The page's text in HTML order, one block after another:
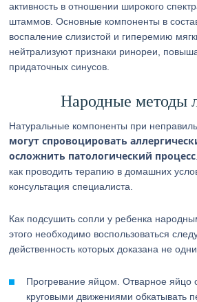
активность в отношении широкого
штаммов. Основные компоненты в
воспаление слизистой и гиперемию
нейтрализуют признаки ринореи,
придаточных синусов.
Народные методы
Натуральные компоненты при
могут спровоцировать
осложнить патологический процесс
как проводить терапию в домашних
консультация специалиста.
Как подсушить сопли у ребенка
этого необходимо воспользоваться
действенность которых доказана не
Прогревание яйцом. Отварное яйцо
круговыми движениями обкатывать